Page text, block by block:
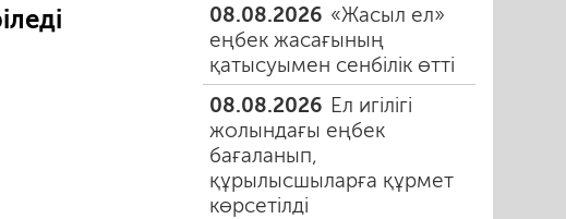
08.08.2026 «Жасыл ел»
еңбек жасағының
қатысуымен сенбілік өтті
08.08.2026 Ел игілігі
жолындағы еңбек
бағаланып,
құрылысшыларға құрмет
көрсетілді